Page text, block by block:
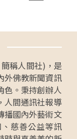
稱人間社)，是
外佛教新聞資訊
色。秉持創辦人
人間通訊社報導
播國內外藝術文
慈善公益等訊